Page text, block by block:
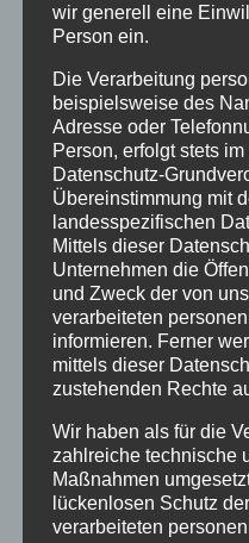
den Blick auf die
die düsteren Kapitel
unsere Taten sind
Institutionen
gibt es neue
Forschungsreihen in
Auftrg der
Forschungen
dafür muss
Lückenlose
Versuche an
Ihr Buch gibt es hier
ZURÜCK
wir generell eine
Person ein.
Die Verarbeitung
beispielsweise des
Adresse oder
Person, erfolgt stets
Datenschutz-
Übereinstimmung mit
landesspezifischen
Mittels dieser
Unternehmen die
und Zweck der von
verarbeiteten
informieren. Ferner
mittels dieser
zustehenden Rechte
Wir haben als für die
zahlreiche technische
Maßnahmen
lückenlosen Schutz
verarbeiteten